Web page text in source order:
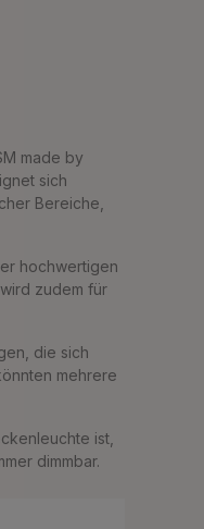
made by
sich
Bereiche,
hochwertigen
zudem für
die sich
mehrere
ist,
dimmbar.